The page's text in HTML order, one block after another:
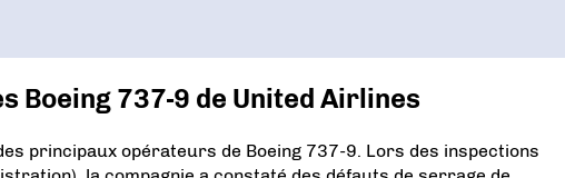
Boeing 737-9 de United Airlines
principaux opérateurs de Boeing 737-9. Lors des inspections